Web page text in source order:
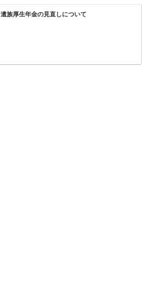
遺族厚生年金の見直しについて